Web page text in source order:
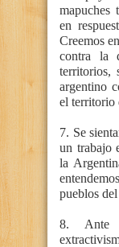
mapuches
en
Creemos
contra la
territorios,
argentino
el territorio
7. Se
un trabajo
la
pueblos
8. Ante